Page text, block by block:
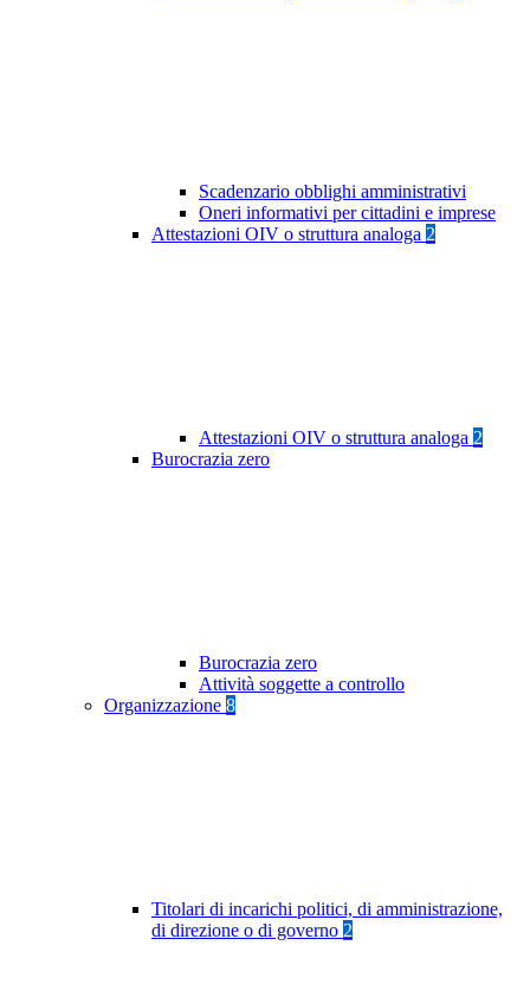
Scadenzario obblighi amministrativi
Oneri informativi per cittadini e imprese
Attestazioni OIV o struttura analoga 2
Attestazioni OIV o struttura analoga 2
Burocrazia zero
Burocrazia zero
Attività soggette a controllo
Organizzazione 8
Titolari di incarichi politici, di amministrazione,
di direzione o di governo 2